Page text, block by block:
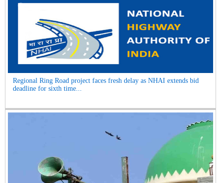
Regional Ring Road project faces fresh delay as NHAI extends bid
deadline for sixth time...